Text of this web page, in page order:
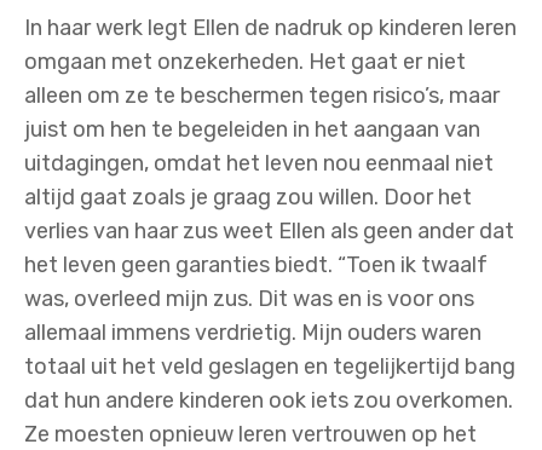
In haar werk legt Ellen de nadruk op kinderen leren
omgaan met onzekerheden. Het gaat er niet
alleen om ze te beschermen tegen risico’s, maar
juist om hen te begeleiden in het aangaan van
uitdagingen, omdat het leven nou eenmaal niet
altijd gaat zoals je graag zou willen. Door het
verlies van haar zus weet Ellen als geen ander dat
het leven geen garanties biedt. “Toen ik twaalf
was, overleed mijn zus. Dit was en is voor ons
allemaal immens verdrietig. Mijn ouders waren
totaal uit het veld geslagen en tegelijkertijd bang
dat hun andere kinderen ook iets zou overkomen.
Ze moesten opnieuw leren vertrouwen op het